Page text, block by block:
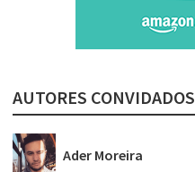
AUTORES CONVIDADOS
Ader Moreira